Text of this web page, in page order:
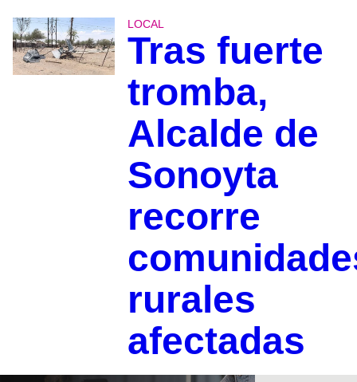
LOCAL
Tras fuerte
tromba,
Alcalde de
Sonoyta
recorre
rurales
afectadas